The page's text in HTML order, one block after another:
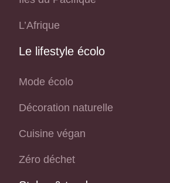
L’Afrique
Le lifestyle écolo
Mode écolo
Décoration naturelle
Cuisine végan
Zéro déchet